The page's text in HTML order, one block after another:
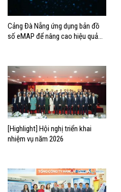
Cảng Đà Nẵng ứng dụng bản đồ
số eMAP để nâng cao hiệu quả
[Highlight] Hội nghị triển khai
nhiệm vụ năm 2026